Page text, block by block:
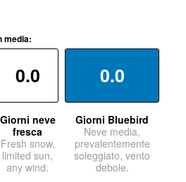
media:
0.0
Giorni neve
fresca
Fresh snow,
limited sun,
any wind.
0.0
Giorni Bluebird
Neve media,
prevalentemente
soleggiato, vento
debole.